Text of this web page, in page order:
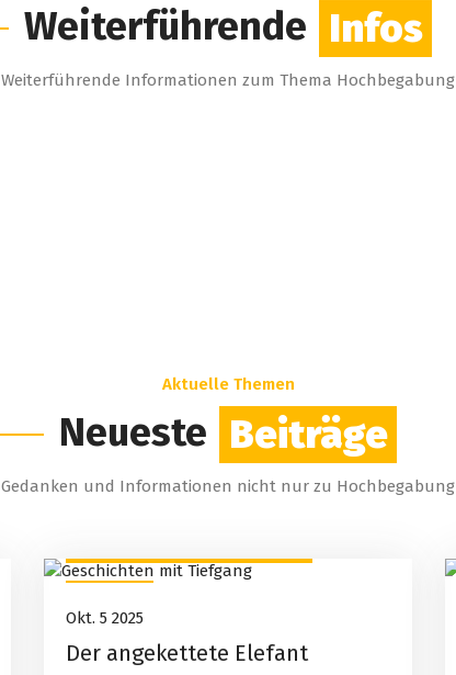
Weiterführende Infos
Weiterführende Informationen zum Thema Hochbegabung
Aktuelle Themen
Neueste Beiträge
Gedanken und Informationen nicht nur zu Hochbegabung
5
Okt., 2025
Okt. 5 2025
Der angekettete Elefant